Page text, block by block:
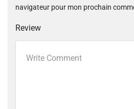
navigateur pour mon prochain
Review